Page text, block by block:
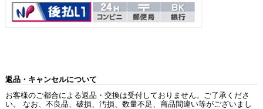
返品・キャンセルについて
お客様のご都合による返品・交換は受付しておりません。ご了承くださ
い。 なお、不良品、破損、汚損、数量不足、商品間違い等がございまし